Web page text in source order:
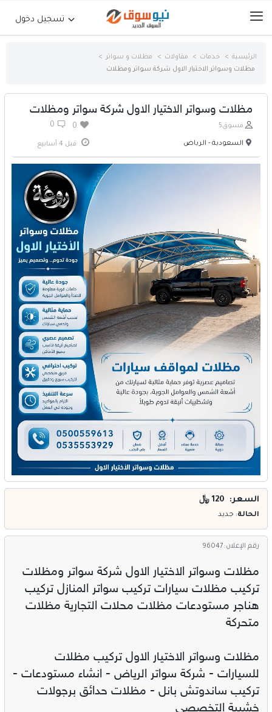
تسجيل دخول
حراج السيارات
جوالات أجهزة لوحية
أثاث وديكورات
خدمات
المدونة
إتصل بنا
اتفاقية الاستخدام
الشروط & السياسات
تسجيل دخول
التسجيل في الموقع
الرئيسية خدمات مقاولات
مظلات و سواتر
مظلات وسواتر الاختيار الاول شركة سواتر ومظلات
مظلات وسواتر الاختيار الاول شركة سواتر ومظلات
مسوق5 0 0
قبل 4 أسابيع
السعر: 120 ﷼
الحالة: جديد
رقم الإعلان: 96047
مظلات وسواتر الاختيار الاول شركة سواتر ومظلات
تركيب مظلات سيارات تركيب سواتر المنازل تركيب
هناجر مستودعات مظلات محلات التجارية مظلات
متحركة
مظلات وسواتر الاختيار الاول تركيب مظلات
للسيارات - شركة سواتر الرياض - انشاء مستودعات -
تركيب ساندوتش بانل - مظلات حدائق برجولات
خشبية التخصصي